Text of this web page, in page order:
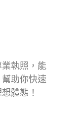
執照，能
助你快速
體態！